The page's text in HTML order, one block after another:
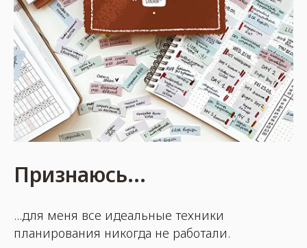
Признаюсь...
...для меня все идеальные техники
планирования никогда не работали.